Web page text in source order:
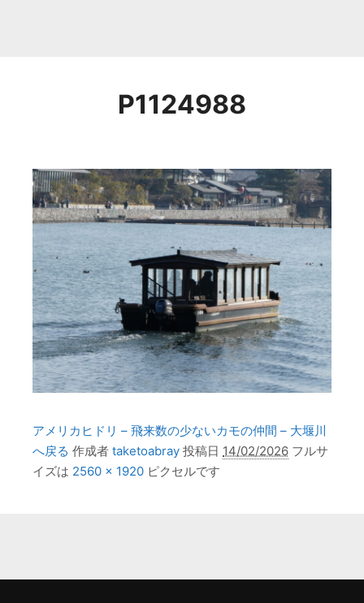
P1124988
アメリカヒドリ – 飛来数の少ないカモの仲間 – 大堰川
へ戻る 作成者 taketoabray 投稿日 14/02/2026 フルサ
イズは 2560 × 1920 ピクセルです